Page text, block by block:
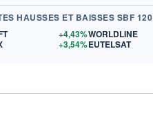
HAUSSES ET BAISSES SBF 120
+4,43%
+3,54%
WORLDLINE
EUTELSAT